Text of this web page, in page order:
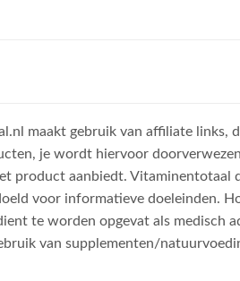
maakt gebruik van affiliate links,
je wordt hiervoor
product aanbiedt. Vitaminentotaal
voor informatieve doeleinden.
te worden opgevat als medisch
van supplementen/